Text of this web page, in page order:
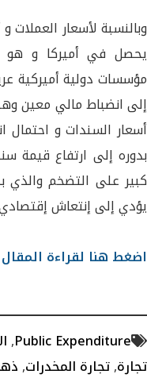
وبالنسبة لأسعار العملات
يحصل في أميركا و هو
مؤسسات دولية أميركية
إلى انضباط مالي معين
أسعار السندات و احتمال
بدوره إلى ارتفاع قيمة
كبير على التضخم والذي
يؤدي إلى إنتعاش
اضغط هنا لقراءة
Public Expenditure
,
تجارة,تجارة المخدرات,